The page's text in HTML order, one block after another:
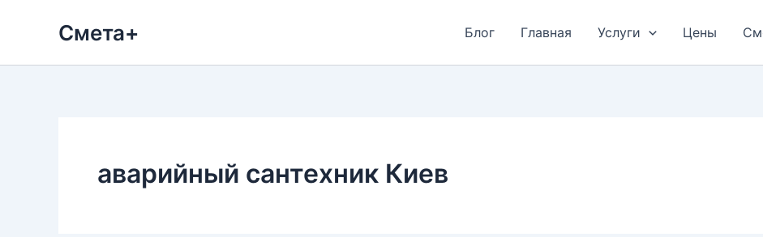
Смета+ Блог Главная Услуги Цены
аварийный сантехник Киев